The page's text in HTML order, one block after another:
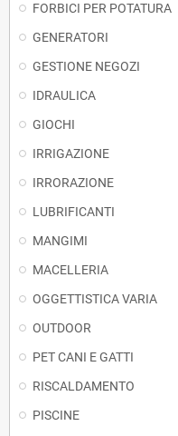
FORBICI PER POTATURA
GENERATORI
GESTIONE NEGOZI
IDRAULICA
GIOCHI
IRRIGAZIONE
IRRORAZIONE
LUBRIFICANTI
MANGIMI
MACELLERIA
OGGETTISTICA VARIA
OUTDOOR
PET CANI E GATTI
RISCALDAMENTO
PISCINE